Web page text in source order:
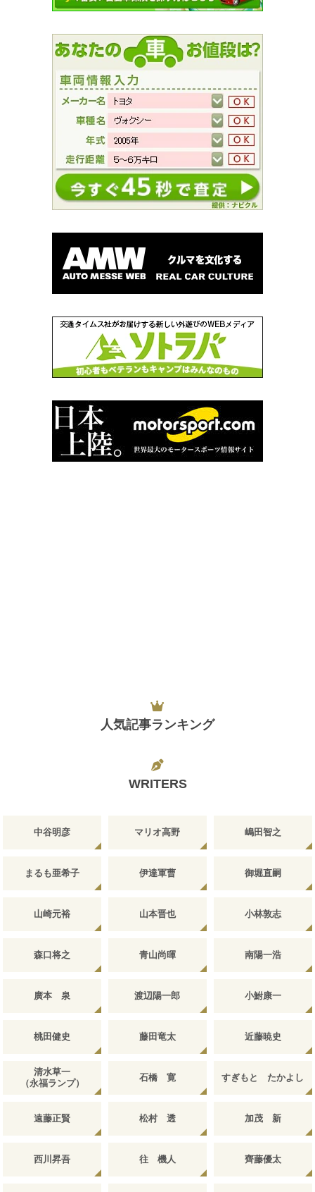
人気記事ランキング
WRITERS
中谷明彦 マリオ高野 嶋田智之
まるも亜希子 伊達軍曹 御堀直嗣
山崎元裕 山本晋也 小林敦志
森口将之 青山尚暉 南陽一浩
廣本 泉 渡辺陽一郎 小鮒康一
桃田健史 藤田竜太 近藤暁史
清水草一
（永福ランプ）
石橋 寛 すぎもと たかよし
遠藤正賢 松村 透 加茂 新
西川昇吾 往 機人 齊藤優太